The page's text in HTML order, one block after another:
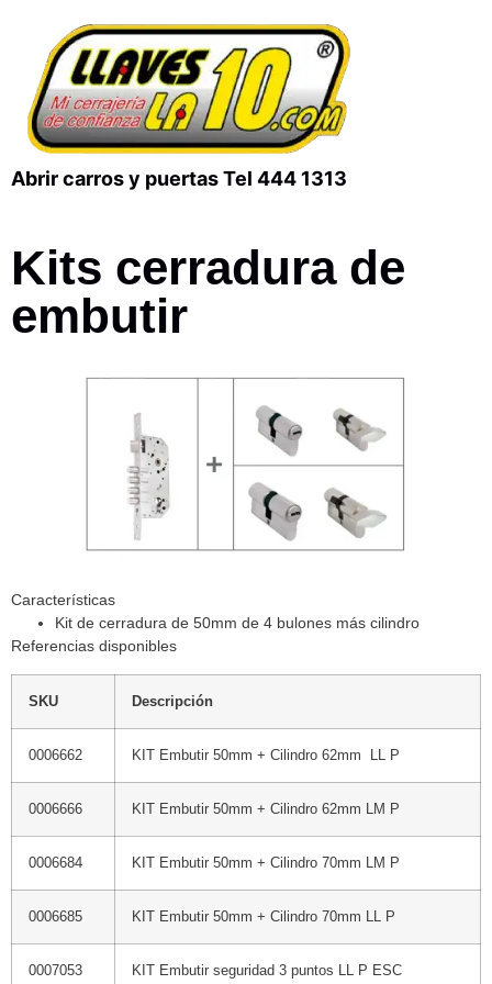
Abrir carros y puertas Tel 444 1313
Kits cerradura de
embutir
Características
Kit de cerradura de 50mm de 4 bulones más cilindro
Referencias disponibles
SKU Descripción
0006662 KIT Embutir 50mm + Cilindro 62mm LL P
0006666 KIT Embutir 50mm + Cilindro 62mm LM P
0006684 KIT Embutir 50mm + Cilindro 70mm LM P
0006685 KIT Embutir 50mm + Cilindro 70mm LL P
0007053 KIT Embutir seguridad 3 puntos LL P ESC